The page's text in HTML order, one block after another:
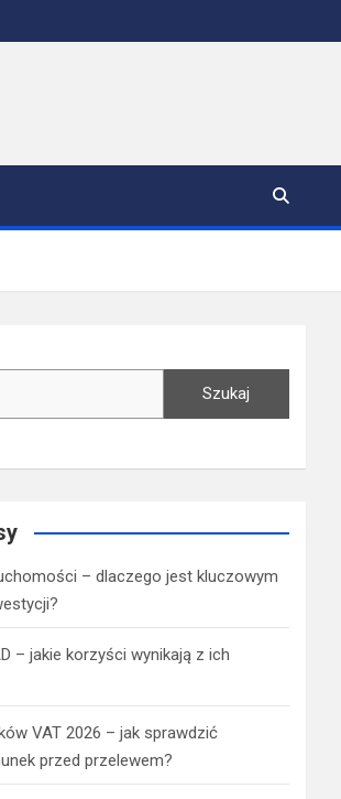
Szukaj
– dlaczego jest kluczowym
– jakie korzyści wynikają z ich
VAT 2026 – jak sprawdzić
przed przelewem?